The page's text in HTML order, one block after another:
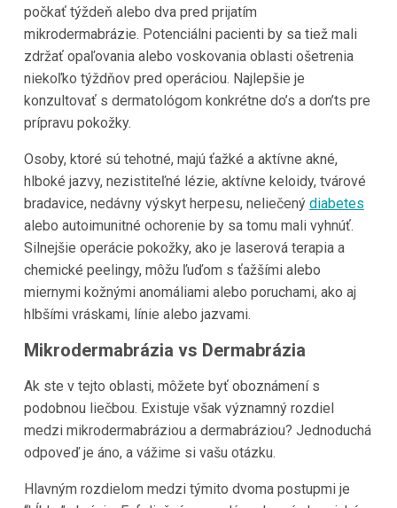
počkať týždeň alebo dva pred prijatím
mikrodermabrázie. Potenciálni pacienti by sa tiež mali
zdržať opaľovania alebo voskovania oblasti ošetrenia
niekoľko týždňov pred operáciou. Najlepšie je
konzultovať s dermatológom konkrétne do’s a don’ts pre
prípravu pokožky.
Osoby, ktoré sú tehotné, majú ťažké a aktívne akné,
hlboké jazvy, nezistiteľné lézie, aktívne keloidy, tvárové
bradavice, nedávny výskyt herpesu, neliečený diabetes
alebo autoimunitné ochorenie by sa tomu mali vyhnúť.
Silnejšie operácie pokožky, ako je laserová terapia a
chemické peelingy, môžu ľuďom s ťažšími alebo
miernymi kožnými anomáliami alebo poruchami, ako aj
hlbšími vráskami, línie alebo jazvami.
Mikrodermabrázia vs Dermabrázia
Ak ste v tejto oblasti, môžete byť oboznámení s
podobnou liečbou. Existuje však významný rozdiel
medzi mikrodermabráziou a dermabráziou? Jednoduchá
odpoveď je áno, a vážime si vašu otázku.
Hlavným rozdielom medzi týmito dvoma postupmi je